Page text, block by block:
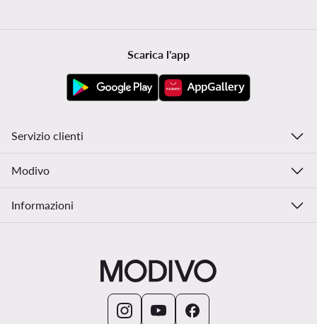
Scarica l'app
Servizio clienti
Modivo
Informazioni